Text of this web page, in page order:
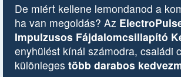
De miért kellene lemondanod a
ha van megoldás? Az
Impulzusos Fájdalomcsillapító
enyhülést kínál számodra, családi
különleges több darabos